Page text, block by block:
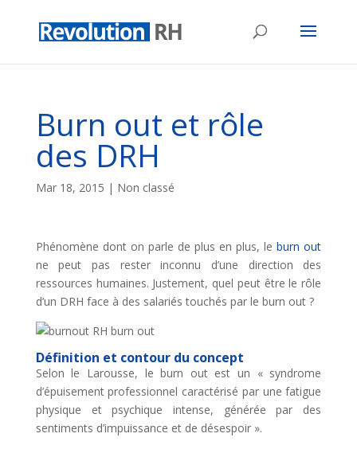
Burn out et rôle
des DRH
Mar 18, 2015 | Non classé
Phénomène dont on parle de plus en plus, leburn out
ne peut pas rester inconnu d’une direction des
ressources humaines. Justement, quel peut être le rôle
d’un DRH face à des salariés touchés par le burn out ?
Définition et contour du concept
Selon le Larousse, le burn out est un « syndrome
d’épuisement professionnel caractérisé par une fatigue
physique et psychique intense, générée par des
sentiments d’impuissance et de désespoir ».